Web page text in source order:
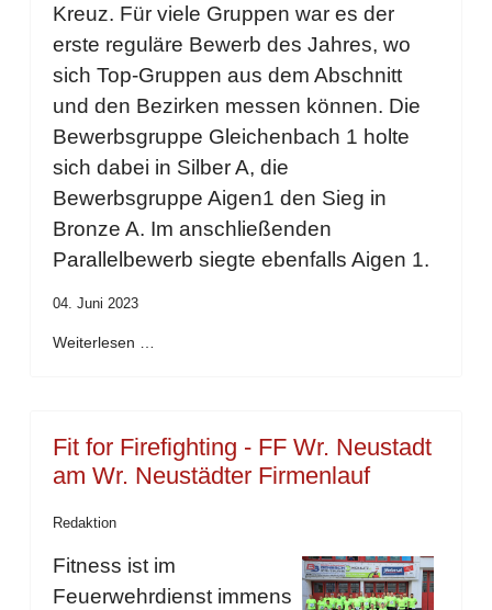
Kreuz. Für viele Gruppen war es der
erste reguläre Bewerb des Jahres, wo
sich Top-Gruppen aus dem Abschnitt
und den Bezirken messen können. Die
Bewerbsgruppe Gleichenbach 1 holte
sich dabei in Silber A, die
Bewerbsgruppe Aigen1 den Sieg in
Bronze A. Im anschließenden
Parallelbewerb siegte ebenfalls Aigen 1.
04. Juni 2023
Weiterlesen …
Fit for Firefighting - FF Wr. Neustadt
am Wr. Neustädter Firmenlauf
Redaktion
Fitness ist im
Feuerwehrdienst immens